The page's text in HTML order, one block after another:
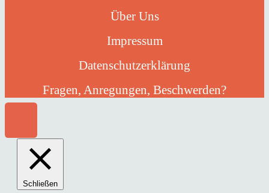
Über Uns
Impressum
Datenschutzerklärung
Fragen, Anregungen, Beschwerden?
Schließen